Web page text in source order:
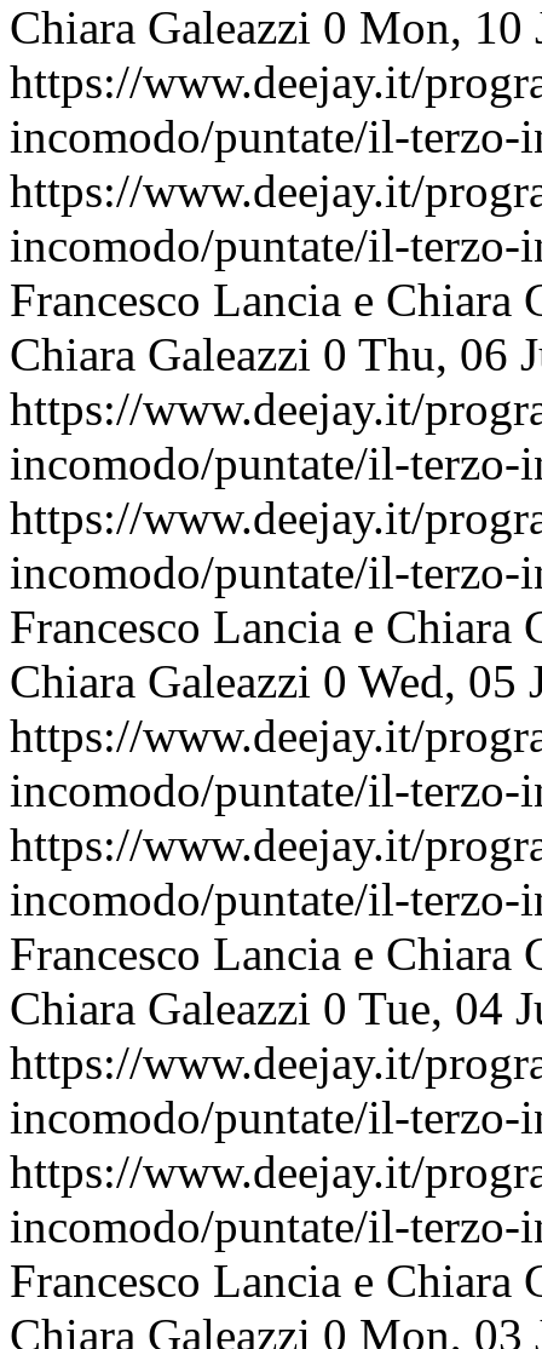
Chiara Galeazzi 0 Mon, 10
https://www.deejay.it/
incomodo/puntate/il-
https://www.deejay.it/
incomodo/puntate/il-
Francesco Lancia e Chiara
Chiara Galeazzi 0 Thu, 06
https://www.deejay.it/
incomodo/puntate/il-
https://www.deejay.it/
incomodo/puntate/il-
Francesco Lancia e Chiara
Chiara Galeazzi 0 Wed, 05
https://www.deejay.it/
incomodo/puntate/il-
https://www.deejay.it/
incomodo/puntate/il-
Francesco Lancia e Chiara
Chiara Galeazzi 0 Tue, 04
https://www.deejay.it/
incomodo/puntate/il-
https://www.deejay.it/
incomodo/puntate/il-
Francesco Lancia e Chiara
Chiara Galeazzi 0 Mon, 03